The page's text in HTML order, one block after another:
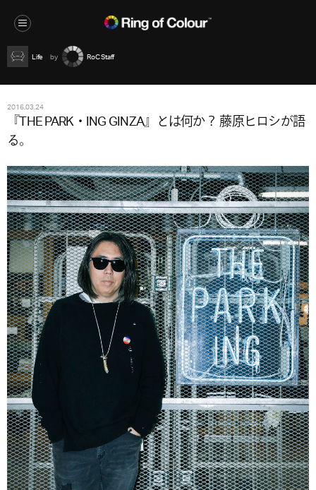
Life RoC Staff
2016.03.24
『THE PARK・ING GINZA』とは何か？ 藤原ヒロシが語
る。